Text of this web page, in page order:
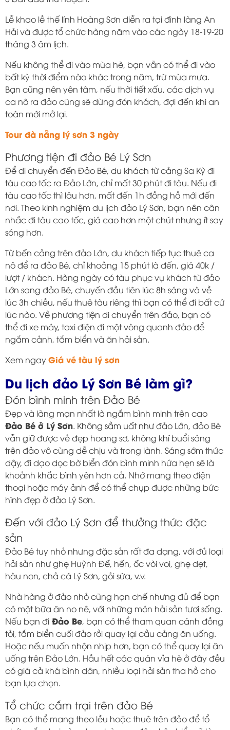
Lễ khao lề thế lính Hoàng Sơn diễn ra tại đình làng An
Hải và được tổ chức hàng năm vào các ngày 18-19-20
tháng 3 âm lịch.
Nếu không thể đi vào mùa hè, bạn vẫn có thể đi vào
bất kỳ thời điểm nào khác trong năm, trừ mùa mưa.
Bạn cũng nên yên tâm, nếu thời tiết xấu, các dịch vụ
ca nô ra đảo cũng sẽ dừng đón khách, đợi đến khi an
toàn mới mở lại.
Tour đà nẵng lý sơn 3 ngày
Phương tiện đi đảo Bé Lý Sơn
Để di chuyển đến Đảo Bé, du khách từ cảng Sa Kỳ đi
tàu cao tốc ra Đảo Lớn, chỉ mất 30 phút đi tàu. Nếu đi
tàu cao tốc thì lâu hơn, mất đến 1h đồng hồ mới đến
nơi. Theo kinh nghiệm du lịch đảo Lý Sơn, bạn nên cân
nhắc đi tàu cao tốc, giá cao hơn một chút nhưng ít say
sóng hơn.
Từ bến cảng trên đảo Lớn, du khách tiếp tục thuê ca
nô để ra đảo Bé, chỉ khoảng 15 phút là đến, giá 40k /
lượt / khách. Hàng ngày có tàu phục vụ khách từ đảo
Lớn sang đảo Bé, chuyến đầu tiên lúc 8h sáng và về
lúc 3h chiều, nếu thuê tàu riêng thì bạn có thể đi bất cứ
lúc nào. Về phương tiện di chuyển trên đảo, bạn có
thể đi xe máy, taxi điện đi một vòng quanh đảo để
ngắm cảnh, tắm biển và ăn hải sản.
Xem ngayGiá vé tàu lý sơn
Du lịch đảo Lý Sơn Bé làm gì?
Đón bình minh trên Đảo Bé
Đẹp và lãng mạn nhất là ngắm bình minh trên cao
Đảo Bé ở Lý Sơn. Không sầm uất như đảo Lớn, đảo Bé
vẫn giữ được vẻ đẹp hoang sơ, không khí buổi sáng
trên đảo vô cùng dễ chịu và trong lành. Sáng sớm thức
dậy, đi dạo dọc bờ biển đón bình minh hứa hẹn sẽ là
khoảnh khắc bình yên hơn cả. Nhớ mang theo điện
thoại hoặc máy ảnh để có thể chụp được những bức
hình đẹp ở đảo Lý Sơn.
Đến với đảo Lý Sơn để thưởng thức đặc
sản
Đảo Bé tuy nhỏ nhưng đặc sản rất đa dạng, với đủ loại
hải sản như ghẹ Huỳnh Đế, hến, ốc vòi voi, ghẹ dẹt,
hàu non, chả cá Lý Sơn, gỏi sứa, v.v.
Nhà hàng ở đảo nhỏ cũng hạn chế nhưng đủ để bạn
có một bữa ăn no nê, với những món hải sản tươi sống.
Nếu bạn đi Đảo Be, bạn có thể tham quan cánh đồng
tỏi, tắm biển cuối đảo rồi quay lại cầu cảng ăn uống.
Hoặc nếu muốn nhộn nhịp hơn, bạn có thể quay lại ăn
uống trên Đảo Lớn. Hầu hết các quán vỉa hè ở đây đều
có giá cả khá bình dân, nhiều loại hải sản tha hồ cho
bạn lựa chọn.
Tổ chức cắm trại trên đảo Bé
Bạn có thể mang theo lều hoặc thuê trên đảo để tổ